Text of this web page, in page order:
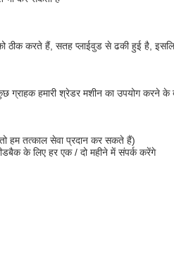
ठीक करते हैं, सतह प्लाईवुड से ढकी हुई है,
ग्राहक हमारी श्रेडर मशीन का उपयोग करने के
हम तत्काल सेवा प्रदान कर सकते हैं)
के लिए हर एक / दो महीने में संपर्क करेंगे